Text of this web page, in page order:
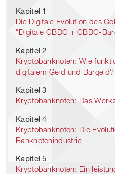
Kapitel 1
Die Digitale Evolution des
"Digitale CBDC + CBDC-
Kapitel 2
Kryptobanknoten: Wie
digitalem Geld und Bargeld?
Kapitel 3
Kryptobanknoten: Das
Kapitel 4
Kryptobanknoten: Die
Banknotenindustrie
Kapitel 5
Kryptobanknoten: Ein